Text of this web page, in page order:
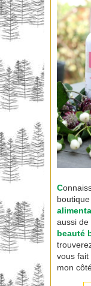
C
aussi de
beauté
vous fait
mon